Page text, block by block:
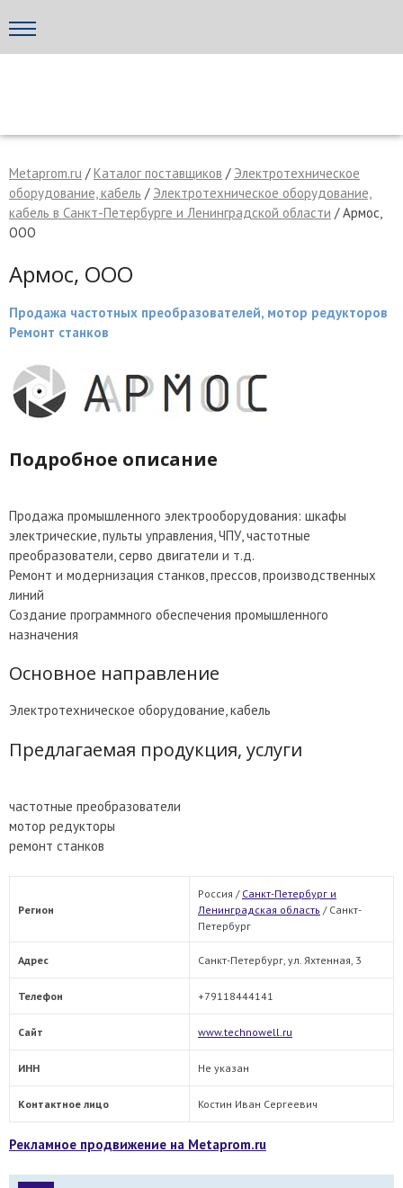
МЕТАПРОМ - российский торгово-промышленный портал
Написать поставщику
Metaprom.ru /Каталог поставщиков / Электротехническое
оборудование, кабель / Электротехническое оборудование,
кабель в Санкт-Петербурге и Ленинградской области / Армос,
ООО
Армос, ООО
Продажа частотных преобразователей, мотор редукторов
Ремонт станков
Подробное описание
Продажа промышленного электрооборудования: шкафы
электрические, пульты управления, ЧПУ, частотные
преобразователи, серво двигатели и т.д.
Ремонт и модернизация станков, прессов, производственных
линий
Создание программного обеспечения промышленного
назначения
Основное направление
Электротехническое оборудование, кабель
Предлагаемая продукция, услуги
частотные преобразователи
мотор редукторы
ремонт станков
Регион
Россия / Санкт-Петербург и
Ленинградская область / Санкт-
Петербург
Адрес Санкт-Петербург, ул. Яхтенная, 3
Телефон +79118444141
Сайт www.technowell.ru
ИНН Не указан
Контактное лицо Костин Иван Сергеевич
Рекламное продвижение на Metaprom.ru